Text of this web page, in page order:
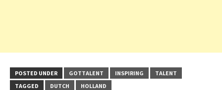
POSTED UNDER GOTTALENT INSPIRING
TALENT
TAGGED
DUTCH HOLLAND